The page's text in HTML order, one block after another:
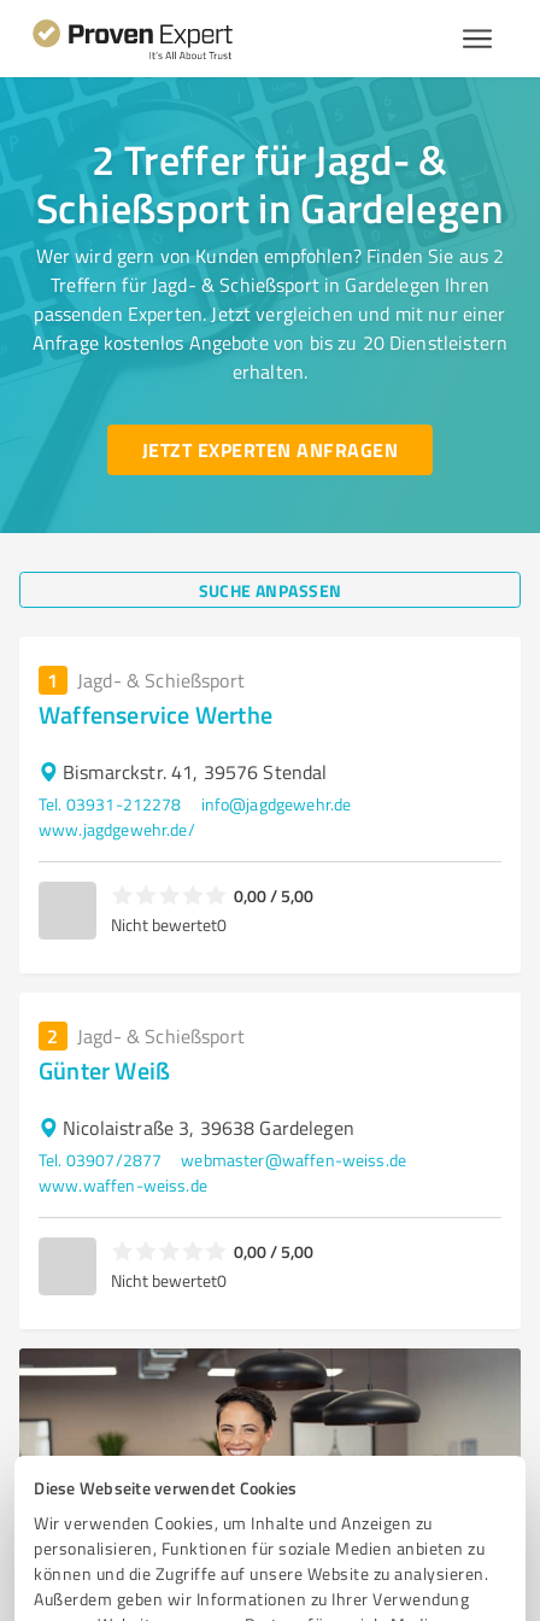
Diese Webseite verwendet Cookies
Wir verwenden Cookies, um Inhalte und Anzeigen zu
personalisieren, Funktionen für soziale Medien anbieten zu
können und die Zugriffe auf unsere Website zu analysieren.
Außerdem geben wir Informationen zu Ihrer Verwendung
2 Treffer für Jagd- &
Schießsport in Gardelegen
Wer wird gern von Kunden empfohlen? Finden Sie aus 2
Treffern für Jagd- & Schießsport in Gardelegen Ihren
passenden Experten. Jetzt vergleichen und mit nur einer
Anfrage kostenlos Angebote von bis zu 20 Dienstleistern
erhalten.
JETZT EXPERTEN ANFRAGEN
SUCHE ANPASSEN
1 Jagd- & Schießsport
Waffenservice Werthe
Bismarckstr. 41, 39576 Stendal
Tel. 03931-212278
info@jagdgewehr.de
www.jagdgewehr.de/
0,00 / 5,00
Nicht bewertet0
2 Jagd- & Schießsport
Günter Weiß
Nicolaistraße 3, 39638 Gardelegen
Tel. 03907/2877
webmaster@waffen-weiss.de
www.waffen-weiss.de
0,00 / 5,00
Nicht bewertet0
Sie möchten auch hier gelistet werden?